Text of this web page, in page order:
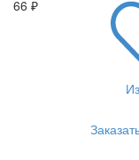
66 ₽